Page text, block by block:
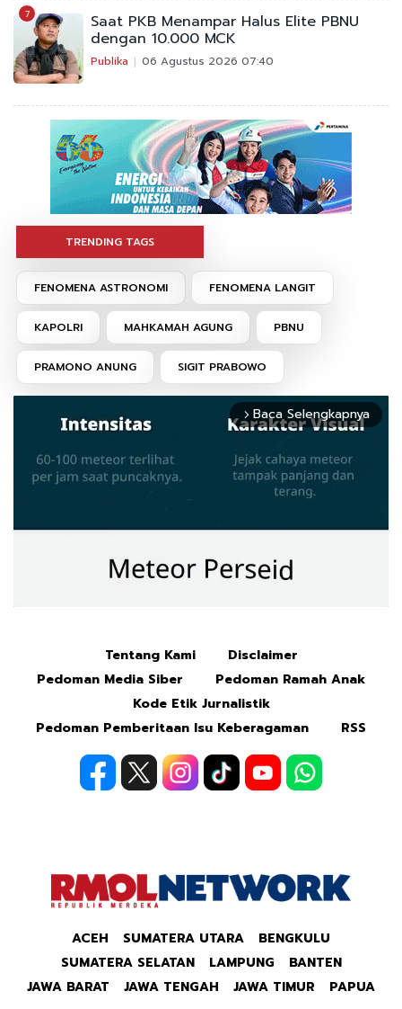
7 Saat PKB Menampar Halus Elite PBNU
dengan 10.000 MCK
Publika 06 Agustus 2026 07:40
TRENDING TAGS
FENOMENA ASTRONOMI FENOMENA LANGIT
KAPOLRI MAHKAMAH AGUNG PBNU
PRAMONO ANUNG SIGIT PRABOWO
arrow_forward_ios Baca Selengkapnya
Tentang Kami
Disclaimer
Pedoman Media Siber
Pedoman Ramah Anak
Kode Etik Jurnalistik
Pedoman Pemberitaan Isu Keberagaman
RSS
ACEH SUMATERA UTARA
BENGKULU
SUMATERA SELATAN
LAMPUNG
BANTEN
JAWA BARAT
JAWA TENGAH JAWA TIMUR PAPUA